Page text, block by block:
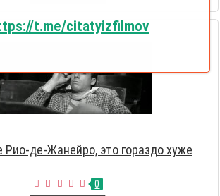
Рио-де-Жанейро, это гораздо хуже
0
t.me/citatyizfilmov